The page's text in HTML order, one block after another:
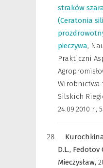
straków
(Ceratonia
pieczywa,
Prakticzni
Wirobnictwa
Silskich
24.09.2010 r.,
D.L., Fedotov
Mieczysław,